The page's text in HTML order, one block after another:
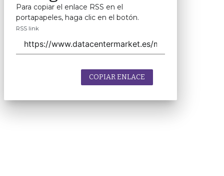
Para copiar el enlace RSS en el
portapapeles, haga clic en el botón.
RSS link
COPIAR ENLACE